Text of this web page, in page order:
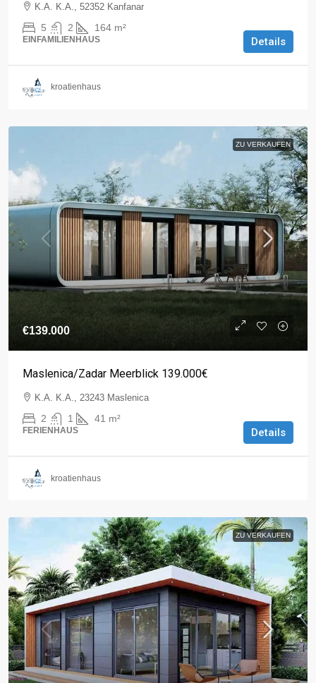
K.A. K.A., 52352 Kanfanar
5 2 164 m²
EINFAMILIENHAUS Details
kroatienhaus
ZU VERKAUFEN
€139.000
Maslenica/Zadar Meerblick 139.000€
K.A. K.A., 23243 Maslenica
2 1 41 m²
FERIENHAUS Details
kroatienhaus
ZU VERKAUFEN